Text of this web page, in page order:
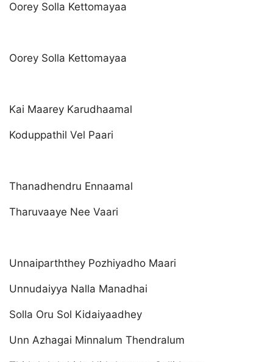
Oorey Solla Kettomayaa
Oorey Solla Kettomayaa
Kai Maarey Karudhaamal
Koduppathil Vel Paari
Thanadhendru Ennaamal
Tharuvaaye Nee Vaari
Unnaiparththey Pozhiyadho Maari
Unnudaiyya Nalla Manadhai
Solla Oru Sol Kidaiyaadhey
Unn Azhagai Minnalum Thendralum